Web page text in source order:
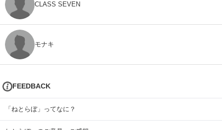
CLASS SEVEN
モナキ
FEEDBACK
「ねとらぼ」ってなに？